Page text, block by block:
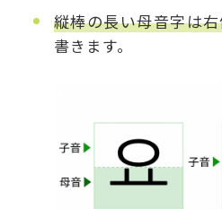
縦棒の長い母音字は
書きます。